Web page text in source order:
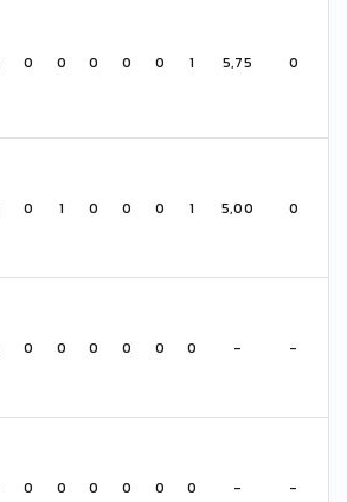
0 0 0 0 0 1 5,75 0
0 1 0 0 0 1 5,00 0
0 0 0 0 0 0 - -
0 0 0 0 0 0 - -